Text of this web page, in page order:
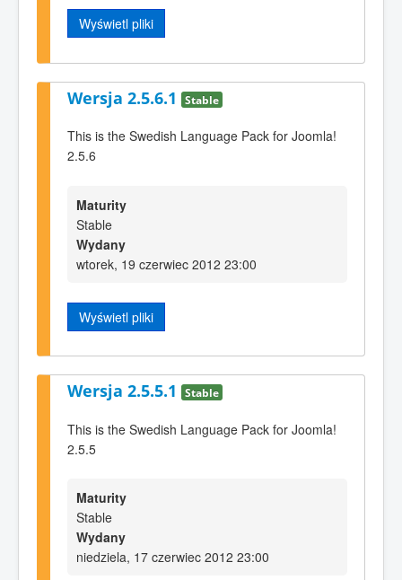
Wyświetl pliki
Wersja 2.5.6.1 Stable
This is the Swedish Language Pack for Joomla!
2.5.6
Maturity
Stable
Wydany
wtorek, 19 czerwiec 2012 23:00
Wyświetl pliki
Wersja 2.5.5.1 Stable
This is the Swedish Language Pack for Joomla!
2.5.5
Maturity
Stable
Wydany
niedziela, 17 czerwiec 2012 23:00